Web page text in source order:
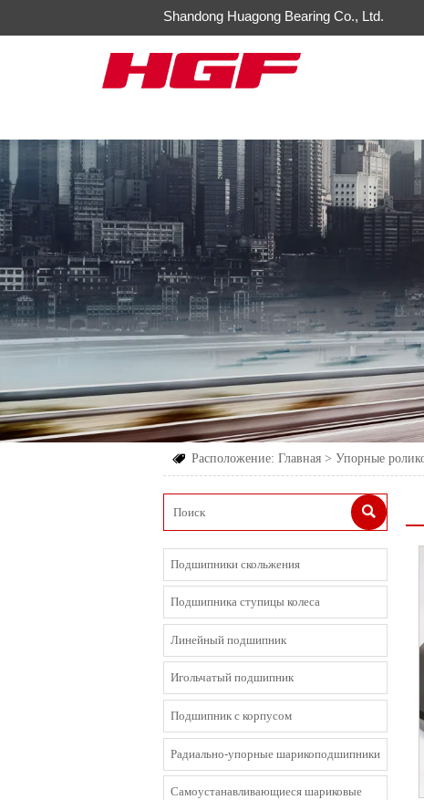
Shandong Huagong Bearing Co., Ltd.
 Расположение:Главная >Упорные

Подшипники скольжения
Подшипника ступицы колеса
Линейный подшипник
Игольчатый подшипник
Подшипник с корпусом
Радиально-упорные шарикоподшипники
Cамоустанавливающиеся шариковые